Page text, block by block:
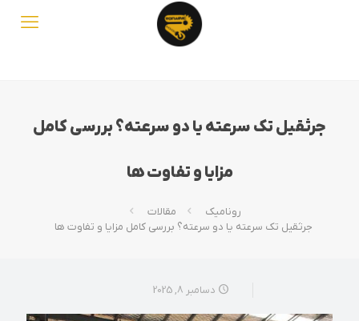
جرثقیل تک‌ سرعته یا دو سرعته؟ بررسی کامل
مزایا و تفاوت‌ ها
رونامیک
مقالات
جرثقیل تک‌ سرعته یا دو سرعته؟ بررسی کامل مزایا و تفاوت‌ ها
دسامبر 8, 2025